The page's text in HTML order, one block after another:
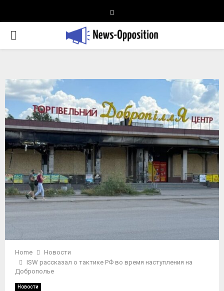
PRIMARY
Home
Новости
ISW рассказал о тактике РФ во время наступления на
Доброполье
Новости